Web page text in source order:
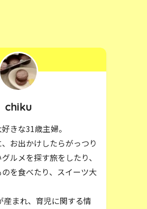
chiku
きな31歳主婦。
お出かけしたらがっつり
ルメを探す旅をしたり、
を食べたり、スイーツ大
産まれ、育児に関する情